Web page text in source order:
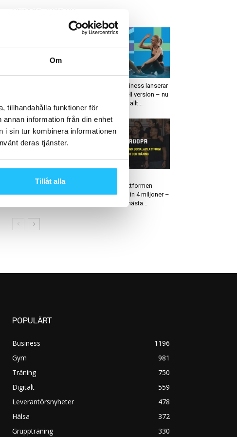
Om
tillhandahålla funktioner för
information från din enhet
i sin tur kombinera informationen
deras tjänster.
Tillåt alla
HETAST JUST NU
Business
mot börsen
Digitalt
Sweaty Business lanserar
internationell version – nu
kan du läsa allt...
Femårskalas hos NOCCO
träningsplattformen
TROOPR tar in 4 miljoner –
ska bygga nästa...
POPULÄRT
Business
1196
Gym
981
Träning
750
Digitalt
559
Leverantörsnyheter
478
Hälsa
372
Gruppträning
330